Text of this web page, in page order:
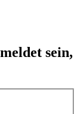
sein,